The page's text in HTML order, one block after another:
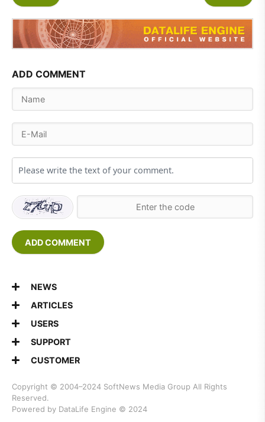
ADD COMMENT
ADD COMMENT
NEWS
ARTICLES
USERS
SUPPORT
CUSTOMER
Copyright © 2004–2024 SoftNews Media Group All Rights
Reserved.
Powered by DataLife Engine © 2024